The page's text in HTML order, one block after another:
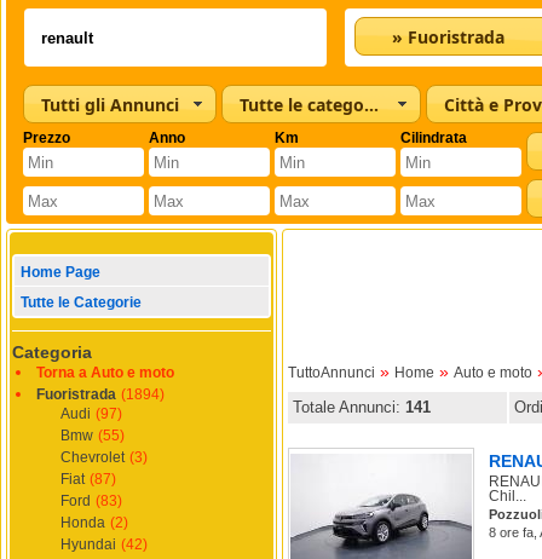
» Fuoristrada
Tutti gli Annunci Tutte le categorie Città e
Prezzo Anno Km Cilindrata
Home Page
Tutte le Categorie
Categoria
Torna a Auto e moto
Fuoristrada (1894)
Audi (97)
Bmw (55)
Chevrolet (3)
Fiat (87)
Ford (83)
Honda (2)
Hyundai (42)
TuttoAnnunci » Home » Auto e moto
Totale Annunci: 141
Chil...
8 ore fa,